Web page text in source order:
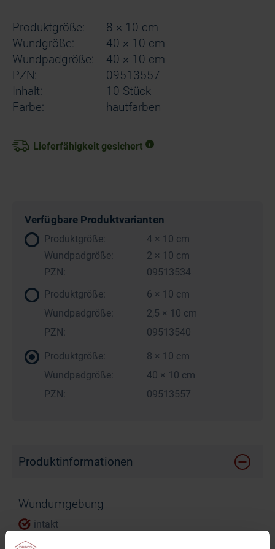
Produktgröße:
8 × 10 cm
Wundgröße:
40 × 10 cm
Wundpadgröße:
40 × 10 cm
PZN:
09513557
Inhalt:
10 Stück
Farbe:
hautfarben
Lieferfähigkeit gesichert
Verfügbare Produktvarianten
Produktgröße:
4 × 10 cm
Wundpadgröße:
2 × 10 cm
PZN:
09513534
Produktgröße:
6 × 10 cm
Wundpadgröße:
2,5 × 10 cm
PZN:
09513540
Produktgröße:
8 × 10 cm
Wundpadgröße:
40 × 10 cm
PZN:
09513557
Produktinformationen
Wundumgebung
intakt